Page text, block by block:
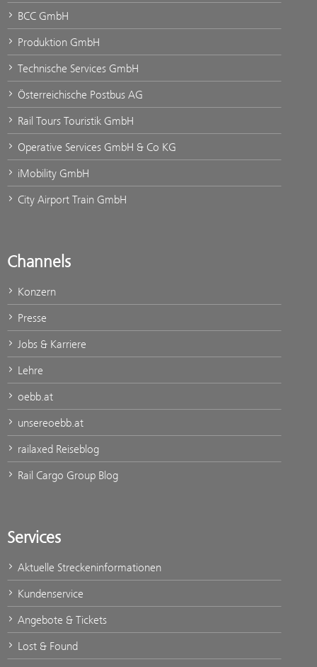
BCC GmbH
Produktion GmbH
Technische Services GmbH
Österreichische Postbus AG
Rail Tours Touristik GmbH
Operative Services GmbH & Co KG
iMobility GmbH
City Airport Train GmbH
Channels
Konzern
Presse
Jobs & Karriere
Lehre
oebb.at
unsereoebb.at
railaxed Reiseblog
Rail Cargo Group Blog
Services
Aktuelle Streckeninformationen
Kundenservice
Angebote & Tickets
Lost & Found